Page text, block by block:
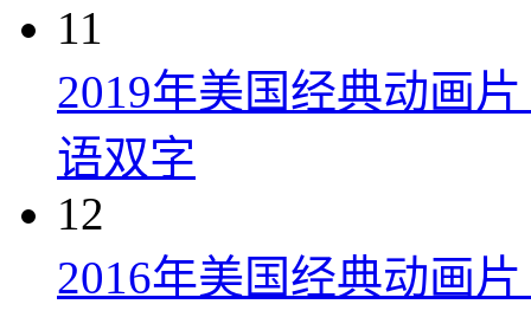
11
2019年美国经典动画
语双字
12
2016年美国经典动画